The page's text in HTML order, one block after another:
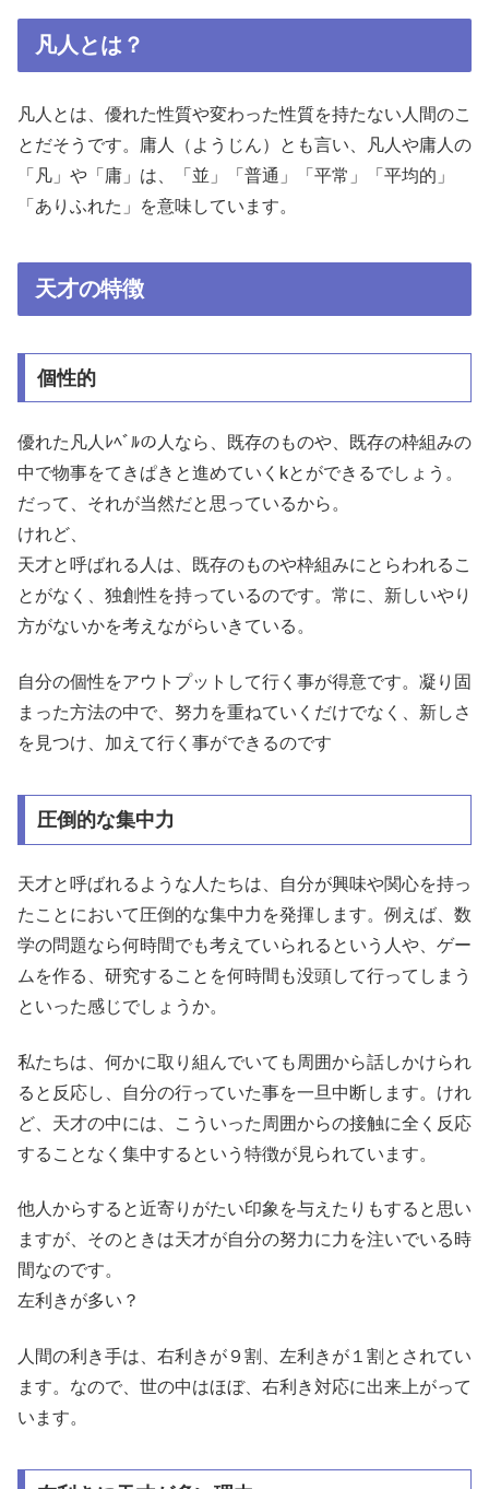
凡人とは？
凡人とは、優れた性質や変わった性質を持たない人間のこ
とだそうです。庸人（ようじん）とも言い、凡人や庸人の
「凡」や「庸」は、「並」「普通」「平常」「平均的」
「ありふれた」を意味しています。
天才の特徴
個性的
優れた凡人ﾚﾍﾞﾙの人なら、既存のものや、既存の枠組みの
中で物事をてきぱきと進めていくkとができるでしょう。
だって、それが当然だと思っているから。
けれど、
天才と呼ばれる人は、既存のものや枠組みにとらわれるこ
とがなく、独創性を持っているのです。常に、新しいやり
方がないかを考えながらいきている。
自分の個性をアウトプットして行く事が得意です。凝り固
まった方法の中で、努力を重ねていくだけでなく、新しさ
を見つけ、加えて行く事ができるのです
圧倒的な集中力
天才と呼ばれるような人たちは、自分が興味や関心を持っ
たことにおいて圧倒的な集中力を発揮します。例えば、数
学の問題なら何時間でも考えていられるという人や、ゲー
ムを作る、研究することを何時間も没頭して行ってしまう
といった感じでしょうか。
私たちは、何かに取り組んでいても周囲から話しかけられ
ると反応し、自分の行っていた事を一旦中断します。けれ
ど、天才の中には、こういった周囲からの接触に全く反応
することなく集中するという特徴が見られています。
他人からすると近寄りがたい印象を与えたりもすると思い
ますが、そのときは天才が自分の努力に力を注いでいる時
間なのです。
左利きが多い？
人間の利き手は、右利きが９割、左利きが１割とされてい
ます。なので、世の中はほぼ、右利き対応に出来上がって
います。